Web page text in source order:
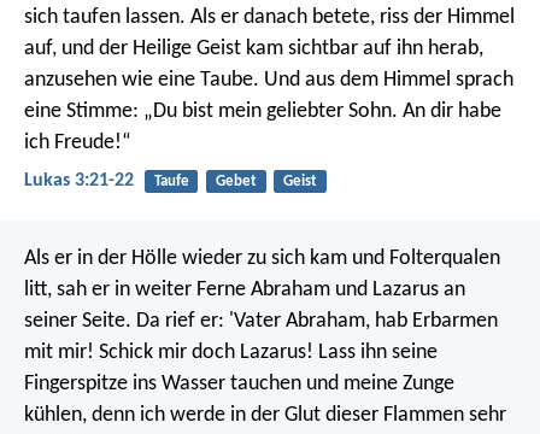
sich taufen lassen. Als er danach betete, riss der Himmel
auf, und der Heilige Geist kam sichtbar auf ihn herab,
anzusehen wie eine Taube. Und aus dem Himmel sprach
eine Stimme: „Du bist mein geliebter Sohn. An dir habe
ich Freude!“
Lukas 3:21-22 Taufe Gebet Geist
Als er in der Hölle wieder zu sich kam und Folterqualen
litt, sah er in weiter Ferne Abraham und Lazarus an
seiner Seite. Da rief er: 'Vater Abraham, hab Erbarmen
mit mir! Schick mir doch Lazarus! Lass ihn seine
Fingerspitze ins Wasser tauchen und meine Zunge
kühlen, denn ich werde in der Glut dieser Flammen sehr